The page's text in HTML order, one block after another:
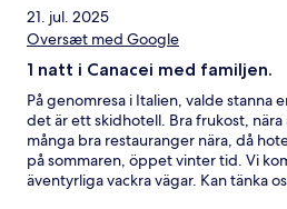
21. jul. 2025
Oversæt med Google
1 natt i Canacei med familjen.
På genomresa i Italien, valde stanna
det är ett skidhotell. Bra frukost,
många bra restauranger nära, då
på sommaren, öppet vinter tid. Vi
äventyrliga vackra vägar. Kan tänka